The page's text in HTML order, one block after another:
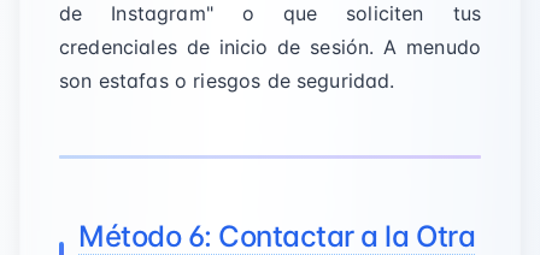
de Instagram" o que soliciten tus
credenciales de inicio de sesión. A menudo
son estafas o riesgos de seguridad.
Método 6: Contactar a la Otra